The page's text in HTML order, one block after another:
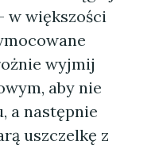
w większości
wyjmij
aby nie
a następnie
uszczelkę z